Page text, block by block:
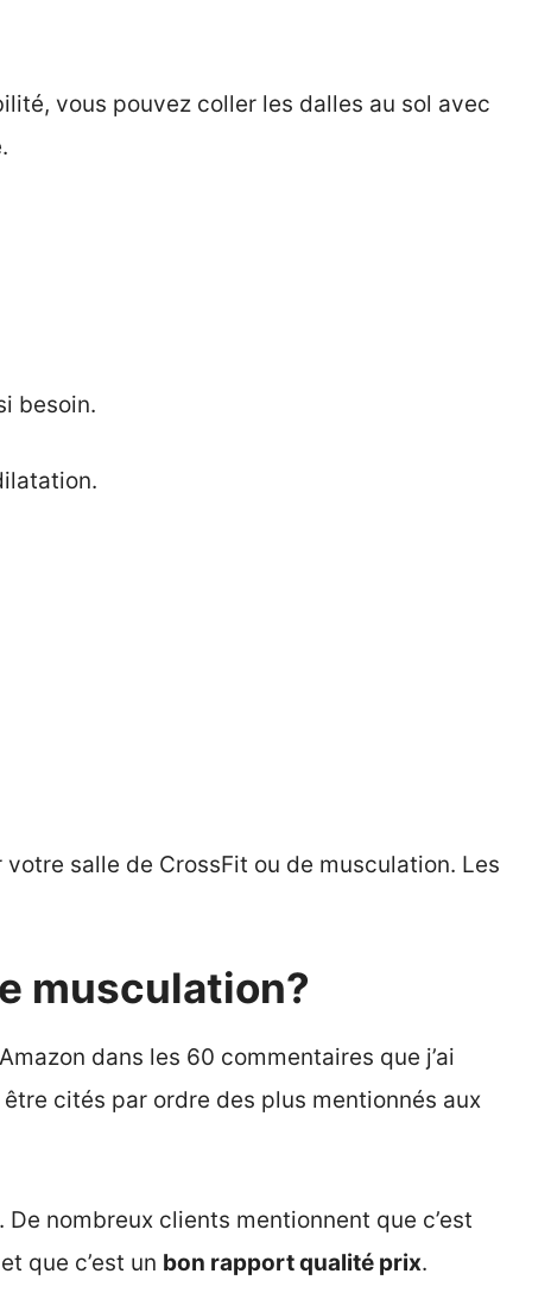
vous pouvez coller les dalles au sol avec
besoin.
salle de CrossFit ou de musculation. Les
musculation?
dans les 60 commentaires que j’ai
cités par ordre des plus mentionnés aux
nombreux clients mentionnent que c’est
et que c’est un bon rapport qualité prix.